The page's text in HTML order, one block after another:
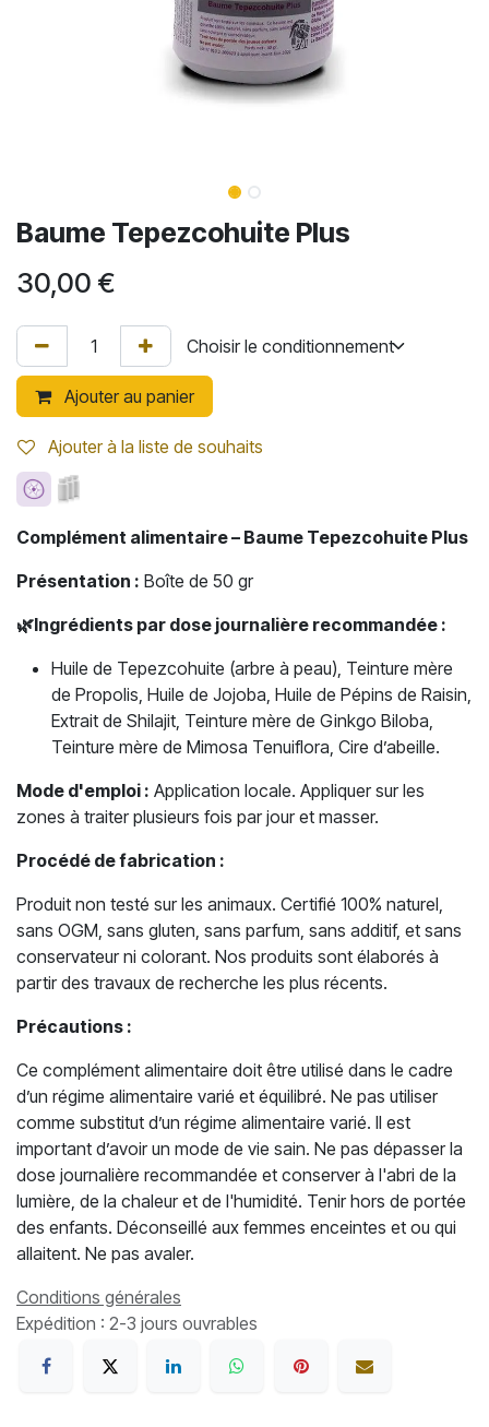
Baume Tepezcohuite Plus
30,00 €
Ajouter au panier
Ajouter à la liste de souhaits
Complément alimentaire – Baume Tepezcohuite Plus
Présentation : Boîte de 50 gr
🌿Ingrédients par dose journalière recommandée :
Huile de Tepezcohuite (arbre à peau), Teinture mère
de Propolis, Huile de Jojoba, Huile de Pépins de Raisin,
Extrait de Shilajit, Teinture mère de Ginkgo Biloba,
Teinture mère de Mimosa Tenuiflora, Cire d’abeille.
Mode d'emploi : Application locale. Appliquer sur les
zones à traiter plusieurs fois par jour et masser.
Procédé de fabrication :
Produit non testé sur les animaux. Certifié 100% naturel,
sans OGM, sans gluten, sans parfum, sans additif, et sans
conservateur ni colorant. Nos produits sont élaborés à
partir des travaux de recherche les plus récents.
Précautions :
Ce complément alimentaire doit être utilisé dans le cadre
d’un régime alimentaire varié et équilibré. Ne pas utiliser
comme substitut d’un régime alimentaire varié. Il est
important d’avoir un mode de vie sain. Ne pas dépasser la
dose journalière recommandée et conserver à l'abri de la
lumière, de la chaleur et de l'humidité. Tenir hors de portée
des enfants. Déconseillé aux femmes enceintes et ou qui
allaitent. Ne pas avaler.
Conditions générales
Expédition : 2-3 jours ouvrables